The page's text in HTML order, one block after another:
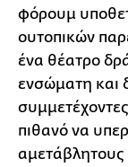
φόρουμ
ουτοπικών
ένα θέατρο
ενσώματη και
πιθανό να